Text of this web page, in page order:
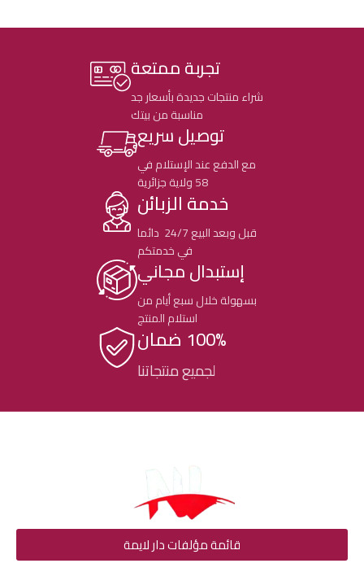
تجربة ممتعة
شراء منتجات جديدة بأسعار جد
مناسبة من بيتك
توصيل سريع
مع الدفع عند الإستلام في
58 ولاية جزائرية
خدمة الزبائن
قبل وبعد البيع 24/7 دائما
في خدمتكم
إستبدال مجاني
بسهولة خلال سبع أيام من
استلام المنتج
100% ضمان
لجميع منتجاتنا
قائمة مؤلفات دار لايمة